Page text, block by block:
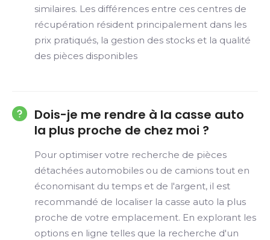
similaires. Les différences entre ces centres de
récupération résident principalement dans les
prix pratiqués, la gestion des stocks et la qualité
des pièces disponibles
Dois-je me rendre à la casse auto
la plus proche de chez moi ?
Pour optimiser votre recherche de pièces
détachées automobiles ou de camions tout en
économisant du temps et de l'argent, il est
recommandé de localiser la casse auto la plus
proche de votre emplacement. En explorant les
options en ligne telles que la recherche d'un